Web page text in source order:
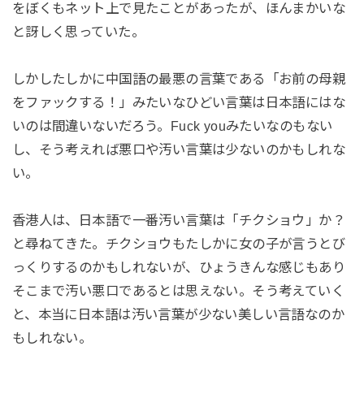
をぼくもネット上で見たことがあったが、ほんまかいな
と訝しく思っていた。
しかしたしかに中国語の最悪の言葉である「お前の母親
をファックする！」みたいなひどい言葉は日本語にはな
いのは間違いないだろう。Fuck youみたいなのもない
し、そう考えれば悪口や汚い言葉は少ないのかもしれな
い。
香港人は、日本語で一番汚い言葉は「チクショウ」か？
と尋ねてきた。チクショウもたしかに女の子が言うとび
っくりするのかもしれないが、ひょうきんな感じもあり
そこまで汚い悪口であるとは思えない。そう考えていく
と、本当に日本語は汚い言葉が少ない美しい言語なのか
もしれない。